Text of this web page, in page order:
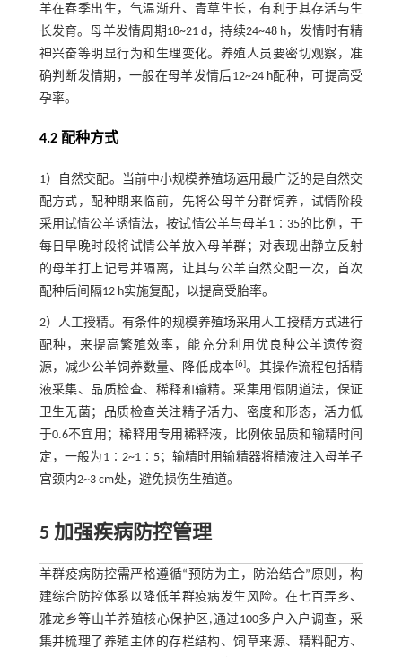
羊在春季出生，气温渐升、青草生长，有利于其存活与生
长发育。母羊发情周期18~21 d，持续24~48 h，发情时有精
神兴奋等明显行为和生理变化。养殖人员要密切观察，准
确判断发情期，一般在母羊发情后12~24 h配种，可提高受
孕率。
4.2 配种方式
1）自然交配。当前中小规模养殖场运用最广泛的是自然交
配方式，配种期来临前，先将公母羊分群饲养，试情阶段
采用试情公羊诱情法，按试情公羊与母羊1∶35的比例，于
每日早晚时段将试情公羊放入母羊群；对表现出静立反射
的母羊打上记号并隔离，让其与公羊自然交配一次，首次
配种后间隔12 h实施复配，以提高受胎率。
2）人工授精。有条件的规模养殖场采用人工授精方式进行
配种，来提高繁殖效率，能充分利用优良种公羊遗传资
源，减少公羊饲养数量、降低成本[6]。其操作流程包括精
液采集、品质检查、稀释和输精。采集用假阴道法，保证
卫生无菌；品质检查关注精子活力、密度和形态，活力低
于0.6不宜用；稀释用专用稀释液，比例依品质和输精时间
定，一般为1∶2~1∶5；输精时用输精器将精液注入母羊子
宫颈内2~3 cm处，避免损伤生殖道。
5 加强疾病防控管理
羊群疫病防控需严格遵循“预防为主，防治结合”原则，构
建综合防控体系以降低羊群疫病发生风险。在七百弄乡、
雅龙乡等山羊养殖核心保护区,通过100多户入户调查，采
集并梳理了养殖主体的存栏结构、饲草来源、精料配方、